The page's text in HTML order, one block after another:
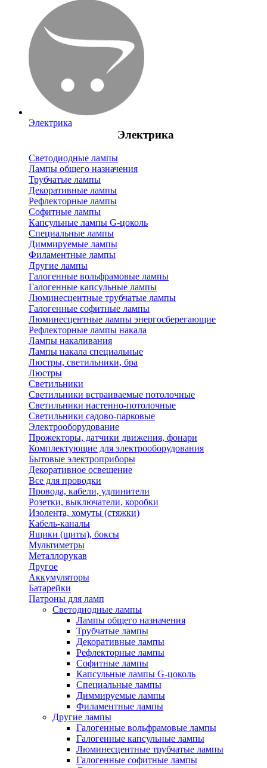
Электрика
Электрика
Светодиодные лампы
Лампы общего назначения
Трубчатые лампы
Декоративные лампы
Рефлекторные лампы
Софитные лампы
Капсульные лампы G-цоколь
Специальные лампы
Диммируемые лампы
Филаментные лампы
Другие лампы
Галогенные вольфрамовые лампы
Галогенные капсульные лампы
Люминесцентные трубчатые лампы
Галогенные софитные лампы
Люминесцентные лампы энергосберегающие
Рефлекторные лампы накала
Лампы накаливания
Лампы накала специальные
Люстры, светильники, бра
Люстры
Светильники
Светильники встраиваемые потолочные
Светильники настенно-потолочные
Светильники садово-парковые
Электрооборудование
Прожекторы, датчики движения, фонари
Комплектующие для электрооборудования
Бытовые электроприборы
Декоративное освещение
Все для проводки
Провода, кабели, удлинители
Розетки, выключатели, коробки
Изолента, хомуты (стяжки)
Кабель-каналы
Ящики (щиты), боксы
Мультиметры
Металлорукав
Другое
Аккумуляторы
Батарейки
Патроны для ламп
Светодиодные лампы
Лампы общего назначения
Трубчатые лампы
Декоративные лампы
Рефлекторные лампы
Софитные лампы
Капсульные лампы G-цоколь
Специальные лампы
Диммируемые лампы
Филаментные лампы
Другие лампы
Галогенные вольфрамовые лампы
Галогенные капсульные лампы
Люминесцентные трубчатые лампы
Галогенные софитные лампы